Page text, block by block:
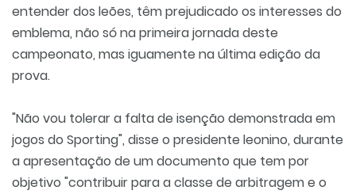
entender dos leões, têm prejudicado os interesses do
emblema, não só na primeira jornada deste
campeonato, mas iguamente na última edição da
prova.
"Não vou tolerar a falta de isenção demonstrada em
jogos do Sporting", disse o presidente leonino, durante
a apresentação de um documento que tem por
objetivo "contribuir para a classe de arbitragem e o